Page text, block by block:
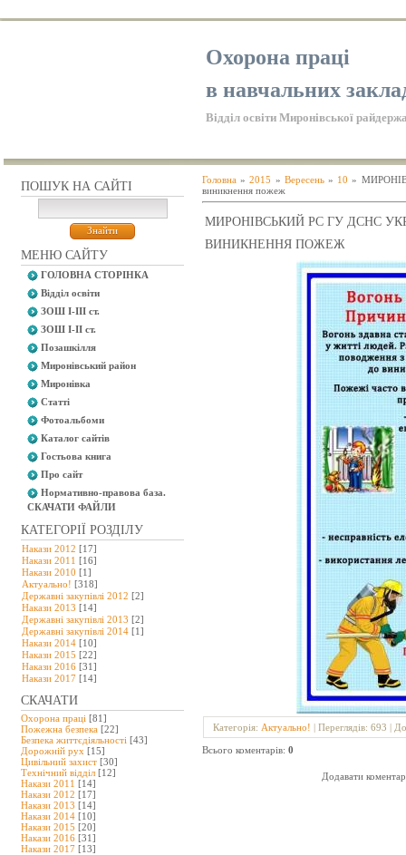
Охорона праці
в навчальних
Відділ освіти Миронівської
ПОШУК НА САЙТІ
МЕНЮ САЙТУ
ГОЛОВНА СТОРІНКА
Відділ освіти
ЗОШ І-ІІІ ст.
ЗОШ І-ІІ ст.
Позашкілля
Миронівський район
Миронівка
Статті
Фотоальбоми
Каталог сайтів
Гостьова книга
Про сайт
Нормативно-правова база.
СКАЧАТИ ФАЙЛИ
КАТЕГОРІЇ РОЗДІЛУ
Накази 2012 [17]
Накази 2011 [16]
Накази 2010 [1]
Актуально! [318]
Державні закупівлі 2012 [2]
Накази 2013 [14]
Державні закупівлі 2013 [2]
Державні закупівлі 2014 [1]
Накази 2014 [10]
Накази 2015 [22]
Накази 2016 [31]
Накази 2017 [14]
СКАЧАТИ
Охорона праці [81]
Пожежна безпека [22]
Безпека життєдіяльності [43]
Дорожній рух [15]
Цивільний захист [30]
Технічний відділ [12]
Накази 2011 [14]
Накази 2012 [17]
Накази 2013 [14]
Накази 2014 [10]
Накази 2015 [20]
Накази 2016 [31]
Накази 2017 [13]
Головна »2015 » Вересень » 10 »
виникнення пожеж
МИРОНІВСЬКИЙ РС ГУ ДСНС
ВИНИКНЕННЯ ПОЖЕЖ
Категорія: Актуально! | Переглядів: 693 |
Всього коментарів: 0
Додавати